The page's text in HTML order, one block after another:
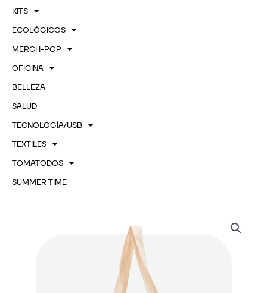
KITS
ECOLÓGICOS
MERCH-POP
OFICINA
BELLEZA
SALUD
TECNOLOGÍA/USB
TEXTILES
TOMATODOS
SUMMER TIME